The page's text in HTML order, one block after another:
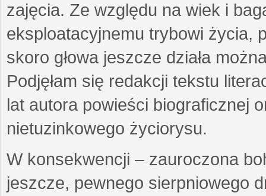
zajęcia. Ze względu na wiek i
eksploatacyjnemu trybowi życia,
skoro głowa jeszcze działa
Podjęłam się redakcji tekstu
lat autora powieści biograficznej
nietuzinkowego życiorysu.
W konsekwencji – zauroczona
jeszcze, pewnego sierpniowego